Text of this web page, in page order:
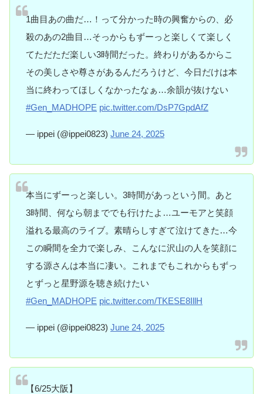
1曲目あの曲だ…！って分かった時の興奮からの、必
殺のあの2曲目…そっからもずーっと楽しくて楽しく
てただただ楽しい3時間だった。終わりがあるからこ
その美しさや尊さがあるんだろうけど、今日だけは本
当に終わってほしくなかったなぁ…余韻が抜けない
#Gen_MADHOPE pic.twitter.com/DsP7GpdAfZ
— ippei (@ippei0823) June 24, 2025
本当にずーっと楽しい。3時間があっという間。あと
3時間、何なら朝まででも行けたよ…ユーモアと笑顔
溢れる最高のライブ。素晴らしすぎて泣けてきた…今
この瞬間を全力で楽しみ、こんなに沢山の人を笑顔に
する源さんは本当に凄い。これまでもこれからもずっ
とずっと星野源を聴き続けたい
#Gen_MADHOPE pic.twitter.com/TKESE8IllH
— ippei (@ippei0823) June 24, 2025
【6/25大阪】